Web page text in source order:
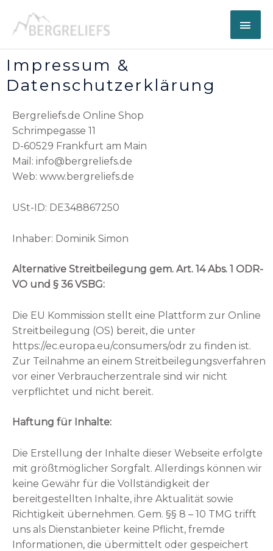
Inhalt
springen
Impressum &
Datenschutzerklärung
Bergreliefs.de Online Shop
Schrimpegasse 11
D-60529 Frankfurt am Main
Mail: info@bergreliefs.de
Web: www.bergreliefs.de
USt-ID: DE348867250
Inhaber: Dominik Simon
Alternative Streitbeilegung gem. Art. 14 Abs. 1 ODR-
VO und § 36 VSBG:
Die EU Kommission stellt eine Plattform zur Online
Streitbeilegung (OS) bereit, die unter
https://ec.europa.eu/consumers/odr zu finden ist.
Zur Teilnahme an einem Streitbeilegungsverfahren
vor einer Verbraucherzentrale sind wir nicht
verpflichtet und nicht bereit.
Haftung für Inhalte:
Die Erstellung der Inhalte dieser Webseite erfolgte
mit größtmöglicher Sorgfalt. Allerdings können wir
keine Gewähr für die Vollständigkeit der
bereitgestellten Inhalte, ihre Aktualität sowie
Richtigkeit übernehmen. Gem. §§ 8 – 10 TMG trifft
uns als Dienstanbieter keine Pflicht, fremde
Informationen, die übermittelt oder gespeichert